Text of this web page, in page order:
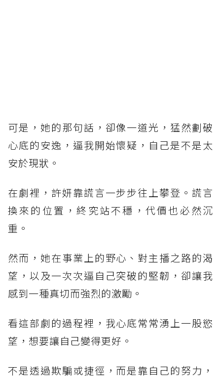
可是，她的那句話，卻像一道光，猛然劃破
心底的安逸，逼我開始懷疑，自己是不是太
安於現狀。
在劇裡，許妍靠謊言一步步往上攀登。謊言
換來的位置，終究站不穩，代價也必然沉
重。
然而，她在事業上的野心、對主播之路的渴
望，以及一次次逼自己突破的堅韌，卻讓我
感到一種真切而強烈的激勵。
看這部劇的過程裡，我心底常常湧上一股慾
望，想要讓自己變得更好。
不是透過欺騙或捷徑，而是靠自己的努力，